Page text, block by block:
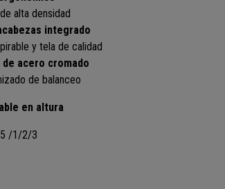
alta densidad
integrado
y tela de calidad
de acero cromado
de balanceo
en altura
/1/2/3